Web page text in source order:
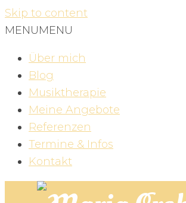
Skip to content
MENUMENU
Über mich
Blog
Musiktherapie
Meine Angebote
Referenzen
Termine & Infos
Kontakt